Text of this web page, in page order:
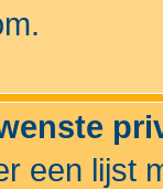
een lijst